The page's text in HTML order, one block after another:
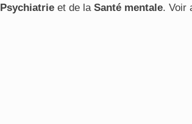
Psychiatrie et de la Santé mentale. Voir